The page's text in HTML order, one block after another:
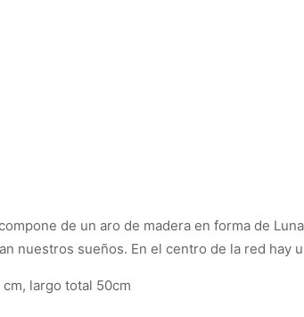
de un aro de madera en forma de
nuestros sueños. En el centro de la red hay
largo total 50cm